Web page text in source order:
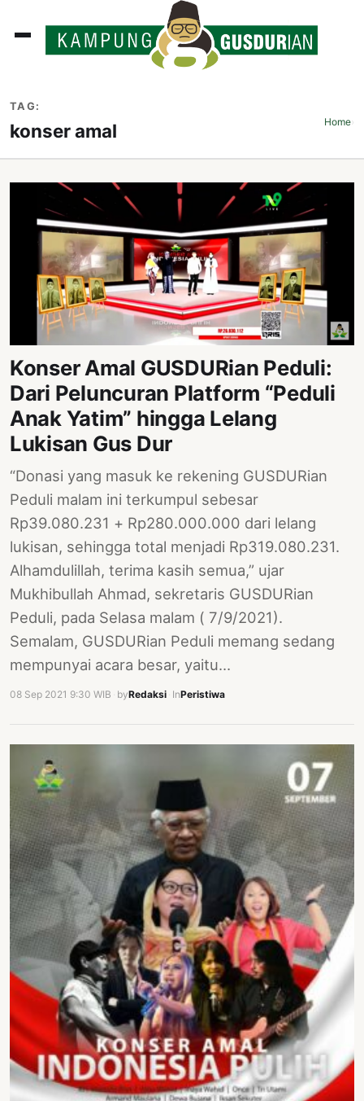
TAG:
konser amal Home›
Konser Amal GUSDURian Peduli:
Dari Peluncuran Platform “Peduli
Anak Yatim” hingga Lelang
Lukisan Gus Dur
“Donasi yang masuk ke rekening GUSDURian
Peduli malam ini terkumpul sebesar
Rp39.080.231 + Rp280.000.000 dari lelang
lukisan, sehingga total menjadi Rp319.080.231.
Alhamdulillah, terima kasih semua,” ujar
Mukhibullah Ahmad, sekretaris GUSDURian
Peduli, pada Selasa malam ( 7/9/2021).
Semalam, GUSDURian Peduli memang sedang
mempunyai acara besar, yaitu…
08 Sep 2021 9:30 WIB byRedaksi InPeristiwa